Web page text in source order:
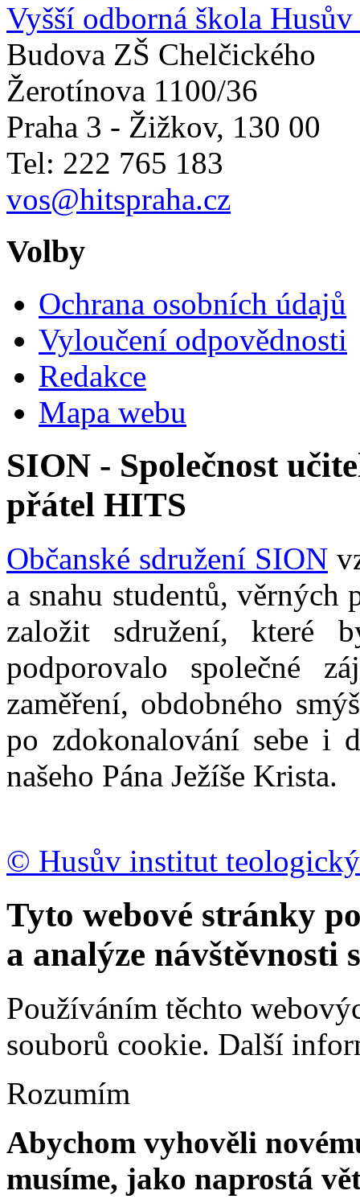
Vyšší odborná škola
Budova ZŠ Chelčického
Žerotínova 1100/36
Praha 3 - Žižkov, 130 00
Tel: 222 765 183
vos@hitspraha.cz
Volby
Ochrana osobních údajů
Vyloučení odpovědnosti
Redakce
Mapa webu
SION - Společnost
přátel HITS
Občanské sdružení SION
a snahu studentů, věrných
založit sdružení, které
podporovalo společné
zaměření, obdobného
po zdokonalování sebe i
našeho Pána Ježíše Krista.
© Husův institut
Tyto webové stránky
a analýze návštěvnosti
Používáním těchto
souborů cookie. Další
Rozumím
Abychom vyhověli
musíme, jako naprostá